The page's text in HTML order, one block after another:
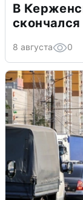
В
8 августа 0